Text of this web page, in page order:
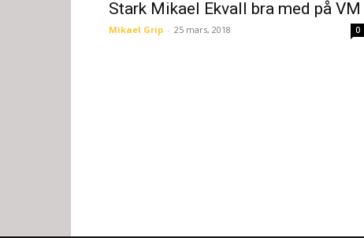
Stark Mikael Ekvall bra med på VM
Mikael Grip - 25 mars, 2018 0